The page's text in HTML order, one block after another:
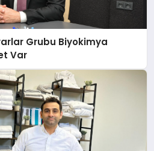
Grubu Biyokimya
Var